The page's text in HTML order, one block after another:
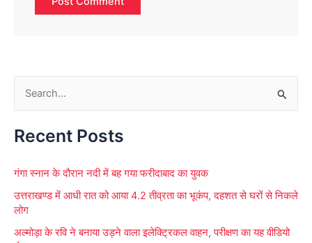
a
c
h
f
o
Recent Posts
गंगा स्नान के दौरान नदी में बह गया फरीदाबाद का युवक
उत्तराखण्ड में आधी रात को आया 4.2 तीव्रता का भूकंप, दहशत से घरों से निकले
लोग
अल्मोड़ा के रवि ने बनाया उड़ने वाला इलेक्ट्रिकल वाहन, परीक्षण का यह वीडियो